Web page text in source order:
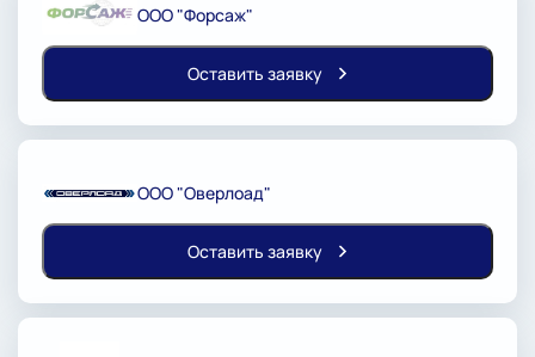
ООО "Форсаж"
Оставить заявку
ООО "Оверлоад"
Оставить заявку